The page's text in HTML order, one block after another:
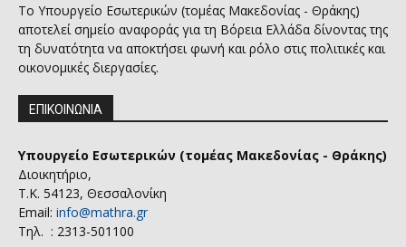
Το Υπουργείο Εσωτερικών (τομέας Μακεδονίας - Θράκης)
αποτελεί σημείο αναφοράς για τη Βόρεια Ελλάδα δίνοντας της
τη δυνατότητα να αποκτήσει φωνή και ρόλο στις πολιτικές και
οικονομικές διεργασίες.
ΕΠΙΚΟΙΝΩΝΙΑ
Υπουργείο Εσωτερικών (τομέας Μακεδονίας - Θράκης)
Διοικητήριο,
Τ.Κ. 54123, Θεσσαλονίκη
Email: info@mathra.gr
Τηλ. : 2313-501100